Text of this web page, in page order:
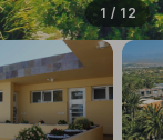
1 / 12